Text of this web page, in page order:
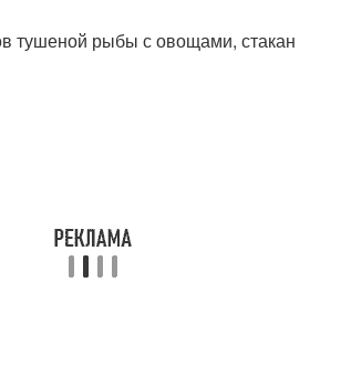
тушеной рыбы с овощами, стакан